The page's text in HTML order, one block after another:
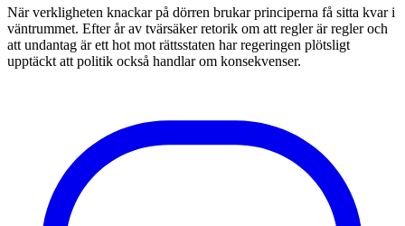
När verkligheten knackar på dörren brukar principerna få sitta kvar i
väntrummet. Efter år av tvärsäker retorik om att regler är regler och
att undantag är ett hot mot rättsstaten har regeringen plötsligt
upptäckt att politik också handlar om konsekvenser.